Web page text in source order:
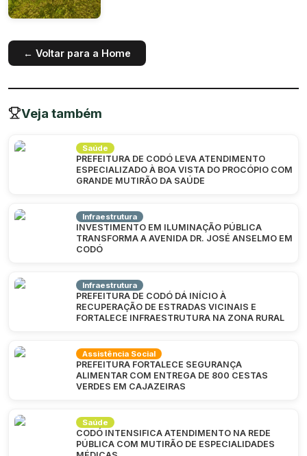
← Voltar para a Home
Veja também
Saúde
PREFEITURA DE CODÓ LEVA ATENDIMENTO
ESPECIALIZADO À BOA VISTA DO PROCÓPIO COM
GRANDE MUTIRÃO DA SAÚDE
Infraestrutura
INVESTIMENTO EM ILUMINAÇÃO PÚBLICA
TRANSFORMA A AVENIDA DR. JOSÉ ANSELMO EM
CODÓ
Infraestrutura
PREFEITURA DE CODÓ DÁ INÍCIO À
RECUPERAÇÃO DE ESTRADAS VICINAIS E
FORTALECE INFRAESTRUTURA NA ZONA RURAL
Assistência Social
PREFEITURA FORTALECE SEGURANÇA
ALIMENTAR COM ENTREGA DE 800 CESTAS
VERDES EM CAJAZEIRAS
Saúde
CODÓ INTENSIFICA ATENDIMENTO NA REDE
PÚBLICA COM MUTIRÃO DE ESPECIALIDADES